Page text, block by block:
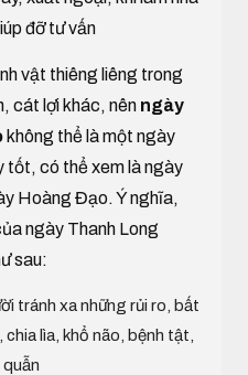
đỡ tư vấn
vật thiêng liêng trong
cát lợi khác, nên ngày
không thể là một ngày
tốt, có thể xem là ngày
Hoàng Đạo. Ý nghĩa,
ngày Thanh Long
sau:
tránh xa những rủi ro, bất
lìa, khổ não, bệnh tật,